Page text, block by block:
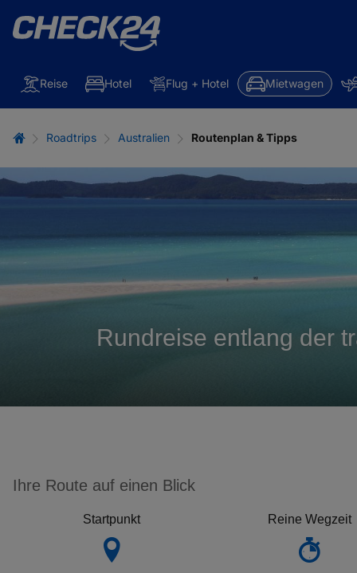
Reise Hotel Flug + Hotel Mietwagen
Roadtrips Australien Routenplan & Tipps
Rundreise entlang der
Ihre Route auf einen Blick
Startpunkt Reine Wegzeit